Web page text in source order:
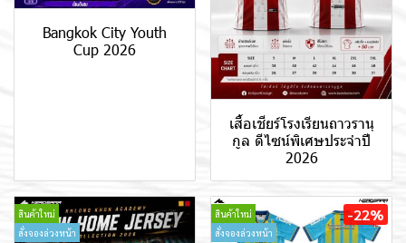
Bangkok City Youth
Cup 2026
เสื้อเชียร์โรงเรียนถาวรานุ
กูล ดีไซน์พิเศษประจำปี
2026
สินค้าใหม่
สั่งจองล่วงหน้า
สินค้าใหม่
สั่งจองล่วงหน้า
-22%